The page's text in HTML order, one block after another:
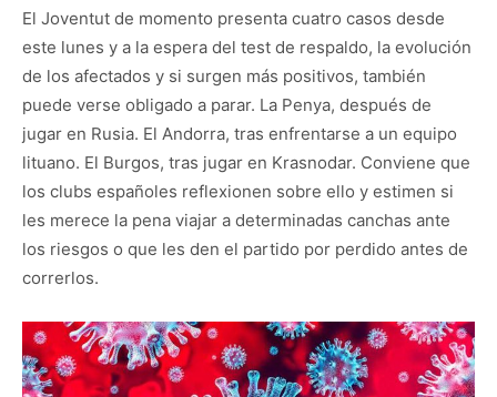
El Joventut de momento presenta cuatro casos desde
este lunes y a la espera del test de respaldo, la evolución
de los afectados y si surgen más positivos, también
puede verse obligado a parar. La Penya, después de
jugar en Rusia. El Andorra, tras enfrentarse a un equipo
lituano. El Burgos, tras jugar en Krasnodar. Conviene que
los clubs españoles reflexionen sobre ello y estimen si
les merece la pena viajar a determinadas canchas ante
los riesgos o que les den el partido por perdido antes de
correrlos.